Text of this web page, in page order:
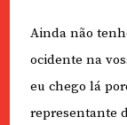
Ainda não
ocidente na
eu chego lá
representante